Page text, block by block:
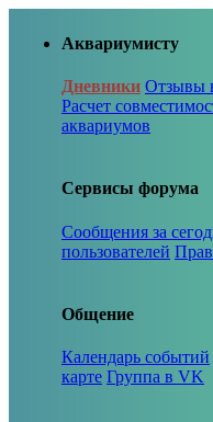
Аквариумисту
Дневники Отзывы
Расчет
аквариумов
Сервисы форума
Сообщения за
пользователей
Общение
Календарь событий
карте Группа в VK